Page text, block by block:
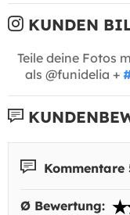
KUNDEN
Teile deine Fotos
als @funidelia +
Kommentare
Ø Bewertung: